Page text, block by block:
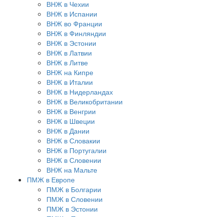
ВНЖ в Чехии
ВНЖ в Испании
ВНЖ во Франции
ВНЖ в Финляндии
ВНЖ в Эстонии
ВНЖ в Латвии
ВНЖ в Литве
ВНЖ на Кипре
ВНЖ в Италии
ВНЖ в Нидерландах
ВНЖ в Великобритании
ВНЖ в Венгрии
ВНЖ в Швеции
ВНЖ в Дании
ВНЖ в Словакии
ВНЖ в Португалии
ВНЖ в Словении
ВНЖ на Мальте
ПМЖ в Европе
ПМЖ в Болгарии
ПМЖ в Словении
ПМЖ в Эстонии